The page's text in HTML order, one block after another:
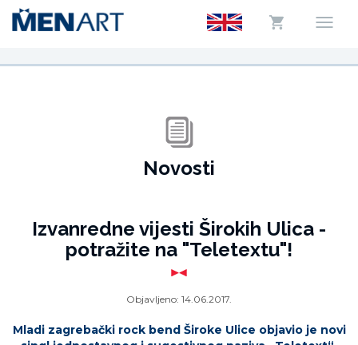
Novosti
Izvanredne vijesti Širokih Ulica -
potražite na "Teletextu"!
Objavljeno: 14.06.2017.
Mladi zagrebački rock bend Široke Ulice objavio je novi